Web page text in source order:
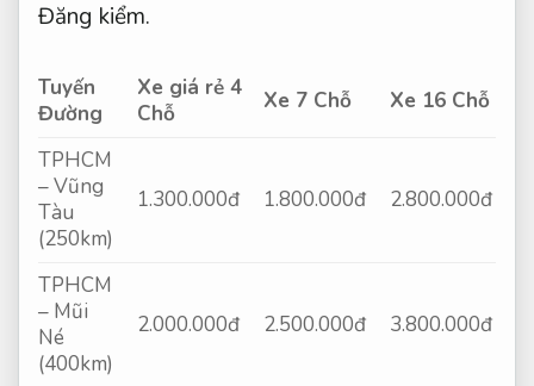
Đăng kiểm.
Tuyến
Đường
Xe giá rẻ 4
Chỗ
Xe 7 Chỗ Xe 16 Chỗ
TPHCM
– Vũng
Tàu
(250km)
1.300.000đ 1.800.000đ 2.800.000đ
TPHCM
– Mũi
Né
(400km)
2.000.000đ 2.500.000đ 3.800.000đ